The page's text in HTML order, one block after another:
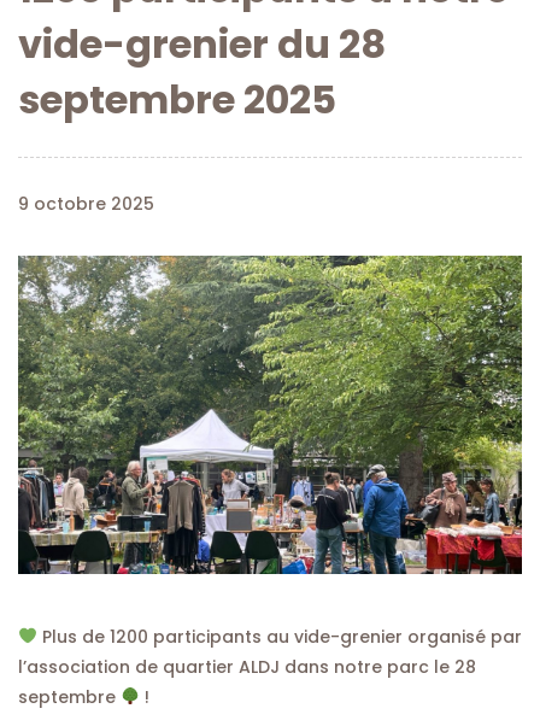
vide-grenier du 28
septembre 2025
9 octobre 2025
Plus de 1200 participants au vide-grenier organisé par
l’association de quartier ALDJ dans notre parc le 28
septembre
!